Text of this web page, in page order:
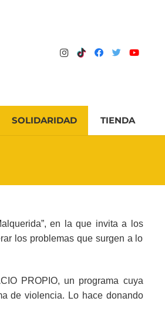
SOLIDARIDAD TIENDA
en la que invita a los
los problemas que surgen a lo
PROPIO, un programa cuya
de violencia. Lo hace donando